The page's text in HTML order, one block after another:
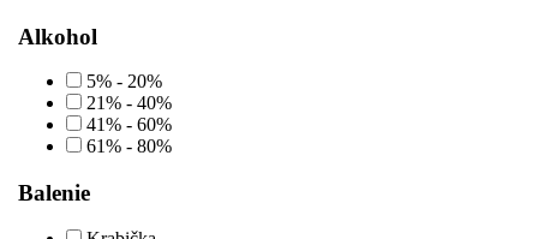
Alkohol
5% - 20%
21% - 40%
41% - 60%
61% - 80%
Balenie